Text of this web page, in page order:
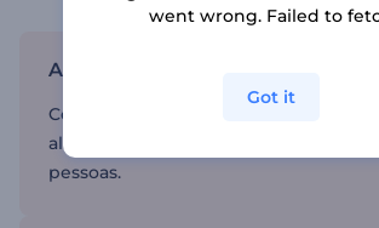
Alcance um público maior
Compartilhe seus vídeos nas redes
alcançar um público maior e inspirar
pessoas.
went wrong. Failed to
Got it